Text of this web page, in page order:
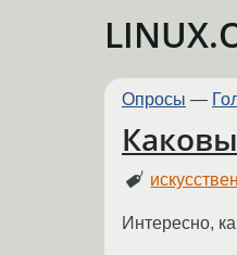
Опросы —
Интересно,